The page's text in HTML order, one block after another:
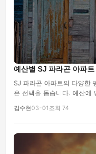
예산별 SJ 파라곤 아파
SJ 파라곤 아파트의 다양한
은 선택을 돕습니다. 예산에
김수현03-01 조회 74